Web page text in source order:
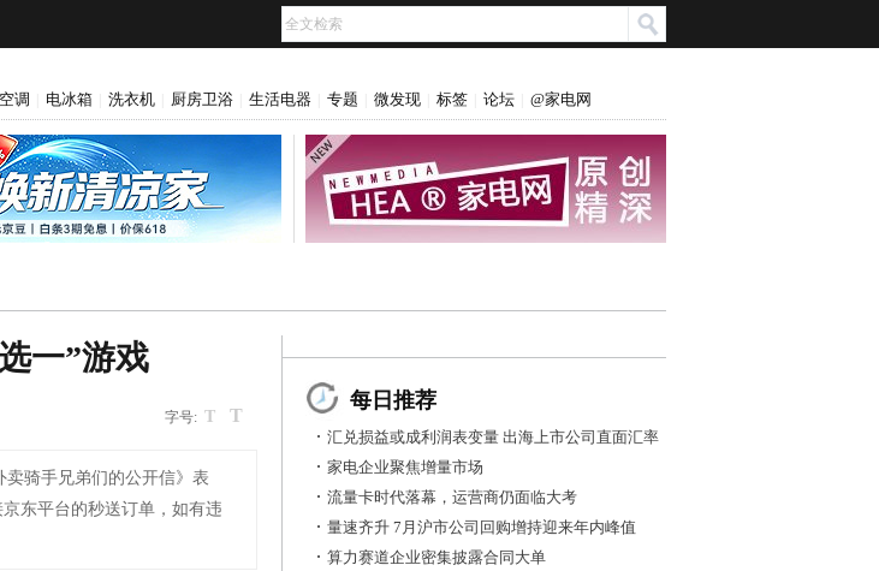
空调 电冰箱 洗衣机 厨房卫浴 生活电器 专题 微发现 标签 论坛 @家电网
一”游戏
字号: T T
卖骑手兄弟们的公开信》表
东平台的秒送订单，如有违
每日推荐
汇兑损益或成利润表变量 出海上市公司直面汇率
风控大考
家电企业聚焦增量市场
流量卡时代落幕，运营商仍面临大考
量速齐升 7月沪市公司回购增持迎来年内峰值
算力赛道企业密集披露合同大单